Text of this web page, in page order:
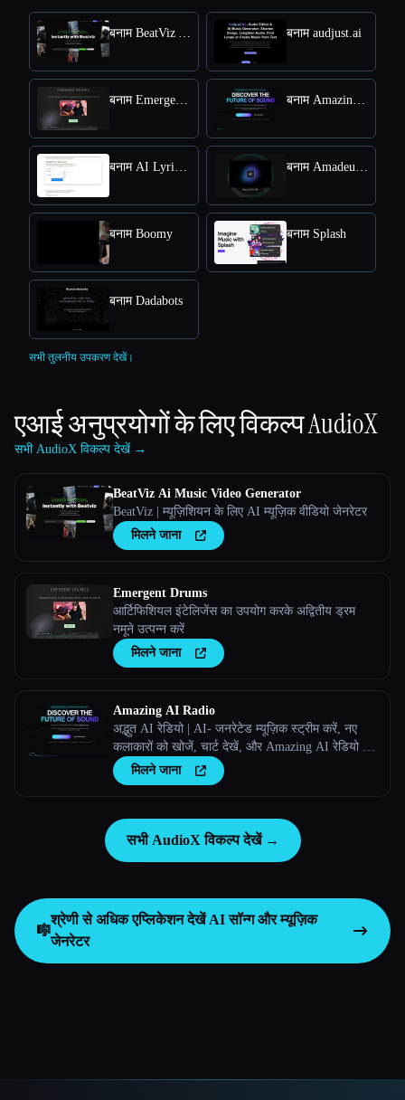
बनाम BeatViz Ai Music Video Generator बनाम audjust.ai
बनाम Emergent Drums बनाम Amazing AI Radio
बनाम AI Lyrics Generator बनाम Amadeus Code
बनाम Boomy बनाम Splash
बनाम Dadabots
सभी तुलनीय उपकरण देखें।
एआई अनुप्रयोगों के लिए विकल्पAudioX
सभी AudioX विकल्प देखें →
BeatViz Ai Music Video Generator
BeatViz | म्यूज़िशियन के लिए AI म्यूज़िक वीडियो जेनरेटर
मिलने जाना
Emergent Drums
आर्टिफिशियल इंटेलिजेंस का उपयोग करके अद्वितीय ड्रम
नमूने उत्पन्न करें
मिलने जाना
Amazing AI Radio
अद्भुत AI रेडियो | AI- जनरेटेड म्यूज़िक स्ट्रीम करें, नए
कलाकारों को खोजें, चार्ट देखें, और Amazing AI रेडियो पर
अपने खुद के ट्रैक अपलोड करें।
मिलने जाना
सभी AudioX विकल्प देखें →
🎼
श्रेणी से अधिक एप्लिकेशन देखेंAI सॉन्ग और म्यूज़िक
जेनरेटर